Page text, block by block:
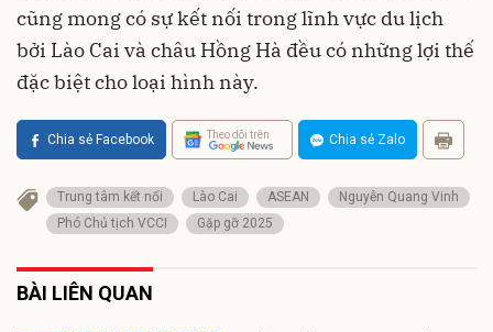
cũng mong có sự kết nối trong lĩnh vực du lịch
bởi Lào Cai và châu Hồng Hà đều có những lợi thế
đặc biệt cho loại hình này.
Chia sẻ Facebook Theo dõi trên Chia sẻ Zalo
Trung tâm kết nối Lào Cai ASEAN
Nguyễn Quang Vinh
Phó Chủ tịch VCCI
Gặp gỡ 2025
BÀI LIÊN QUAN